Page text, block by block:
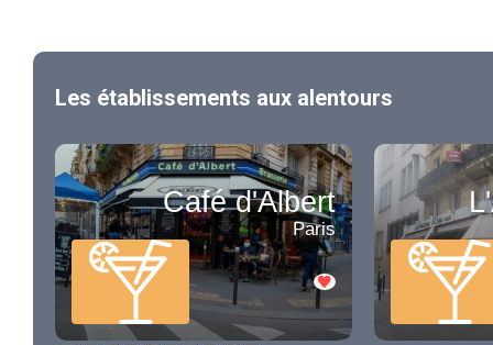
Les établissements aux alentours
Café d'Albert
Paris